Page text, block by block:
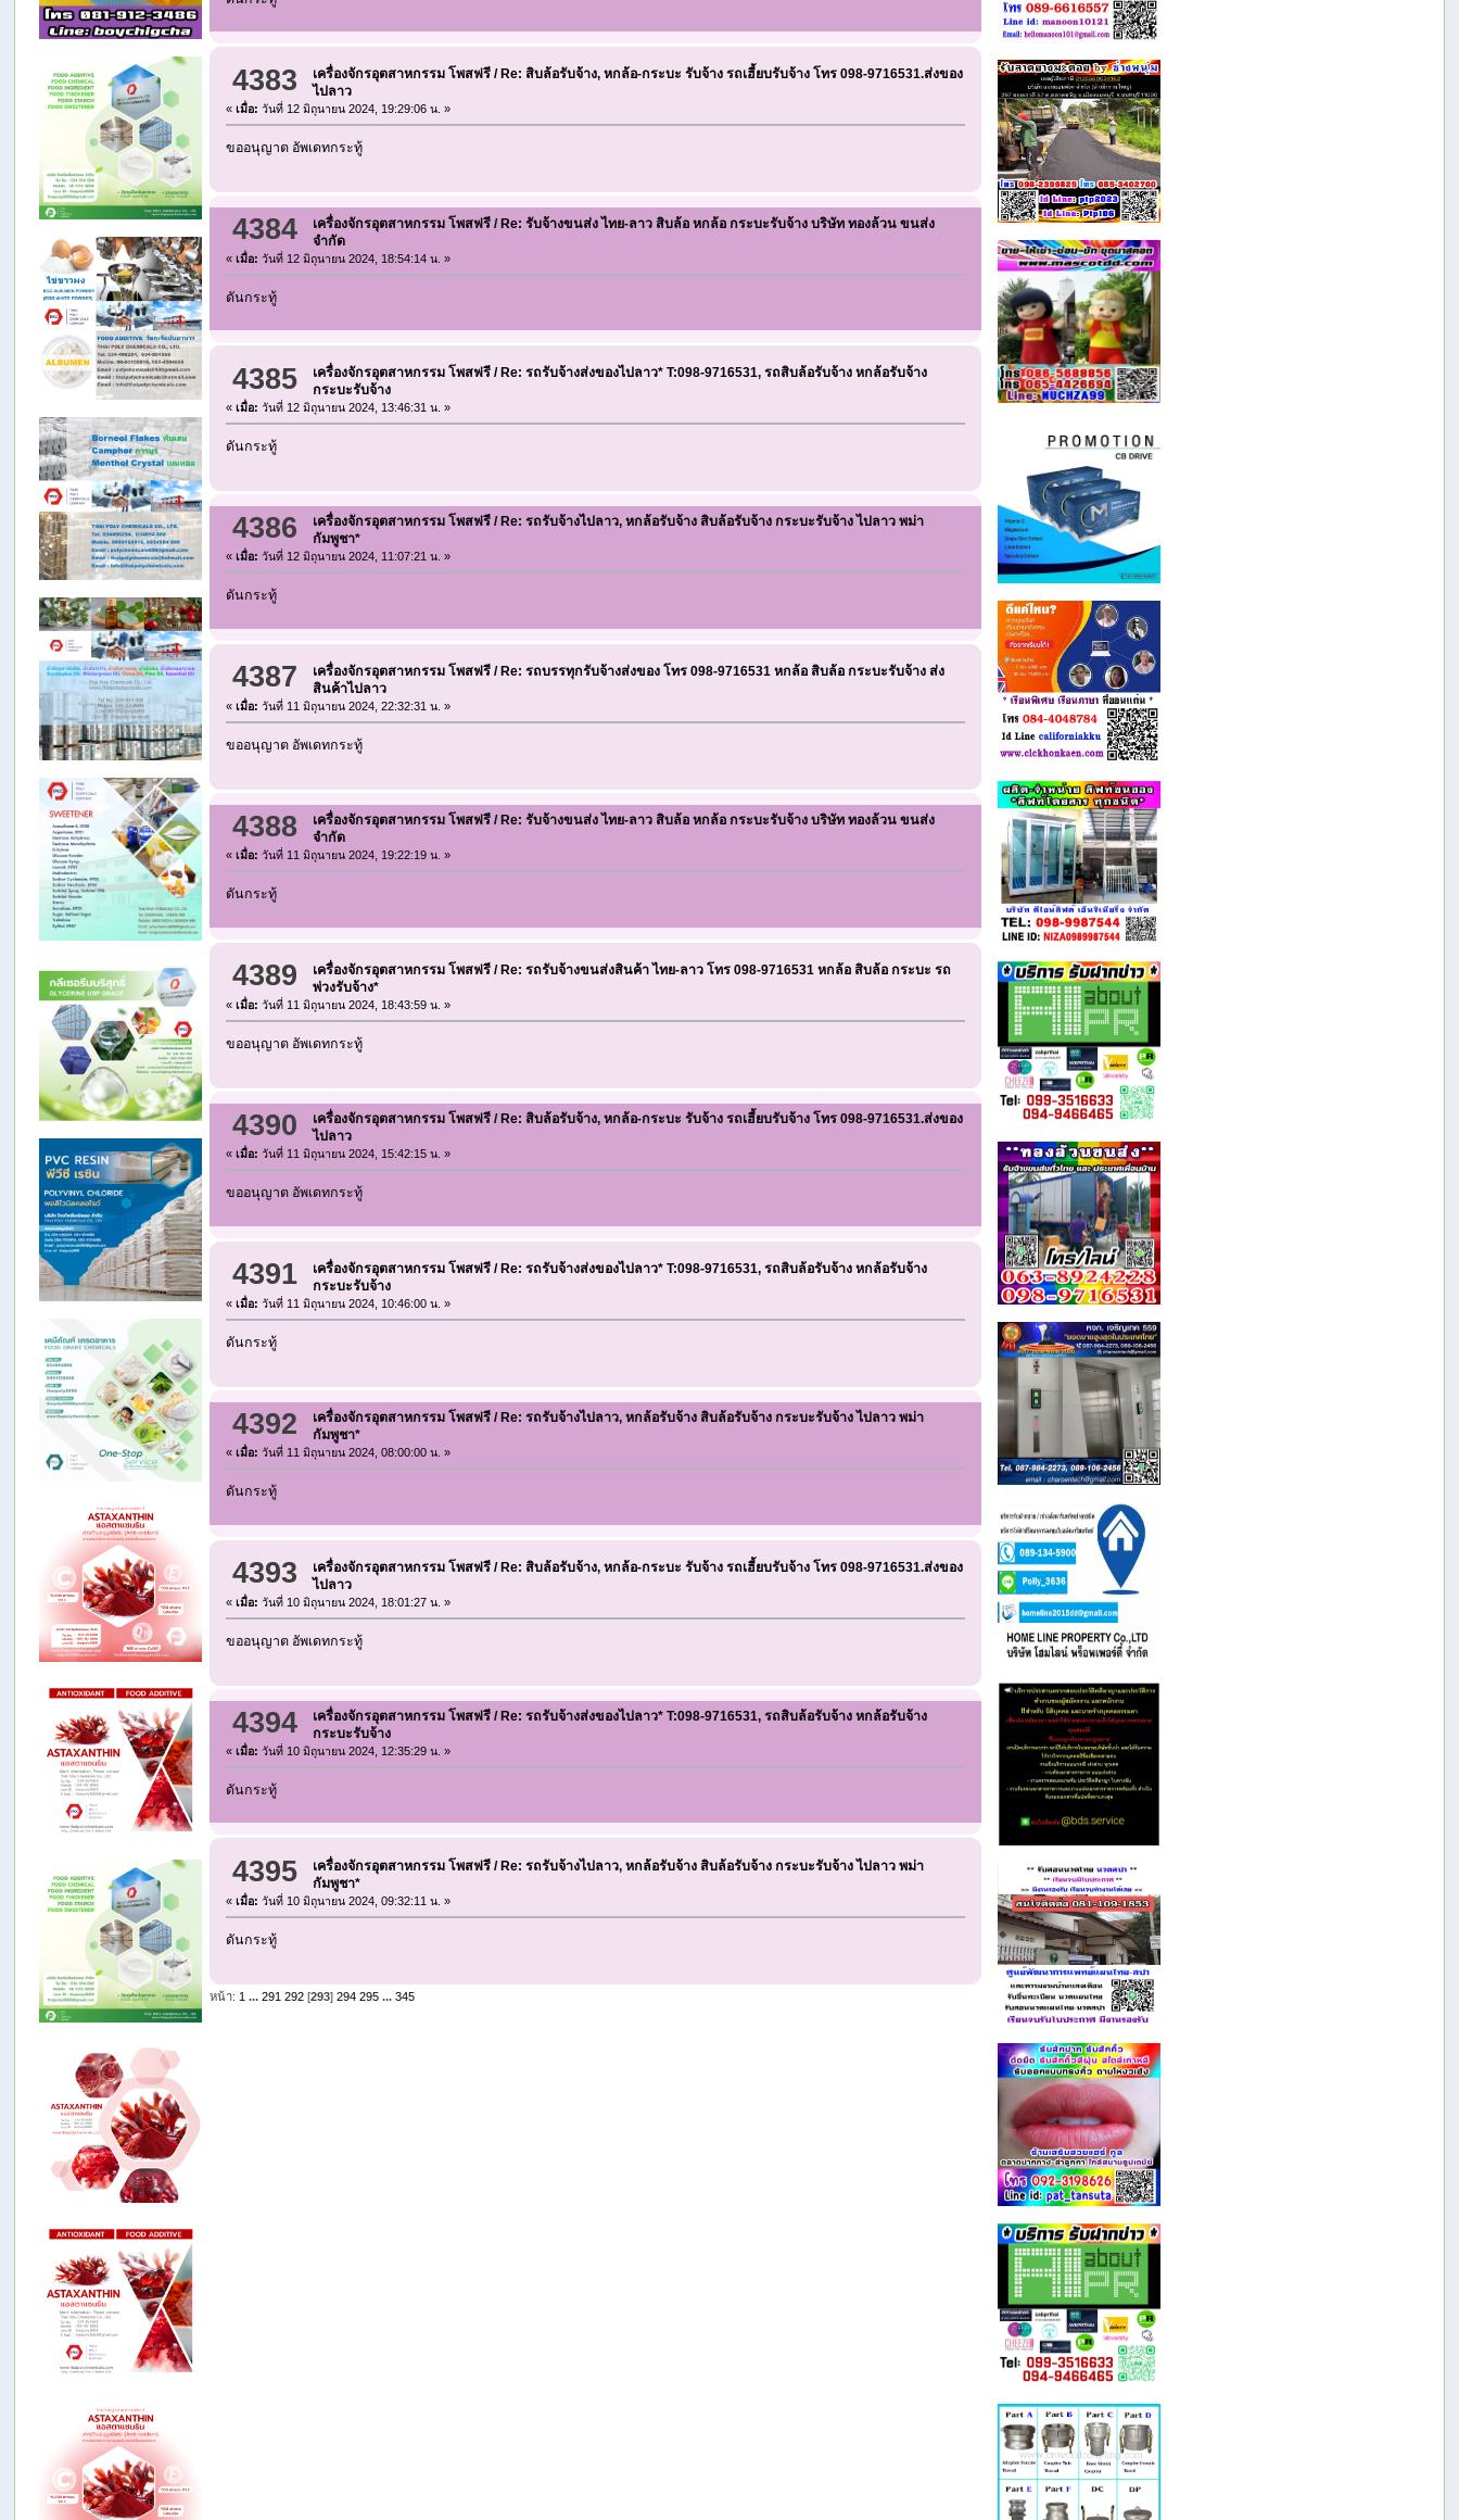
4383 เครื่องจักรอุตสาหกรรม โพสฟรี/ Re: สิบล้อรับจ้าง, หกล้อ-กระบะ รับจ้าง รถเฮี้ยบรับจ้าง โทร 098-9716531.ส่งของ
ไปลาว
«เมื่อ: วันที่ 12 มิถุนายน 2024, 19:29:06 น. »
ขออนุญาต อัพเดทกระทู้
4384 เครื่องจักรอุตสาหกรรม โพสฟรี/Re: รับจ้างขนส่ง ไทย-ลาว สิบล้อ หกล้อ กระบะรับจ้าง บริษัท ทองล้วน ขนส่ง
จำกัด
«เมื่อ: วันที่ 12 มิถุนายน 2024, 18:54:14 น. »
ดันกระทู้
4385 เครื่องจักรอุตสาหกรรม โพสฟรี/ Re: รถรับจ้างส่งของไปลาว* T:098-9716531, รถสิบล้อรับจ้าง หกล้อรับจ้าง
กระบะรับจ้าง
«เมื่อ: วันที่ 12 มิถุนายน 2024, 13:46:31 น. »
ดันกระทู้
4386 เครื่องจักรอุตสาหกรรม โพสฟรี/ Re: รถรับจ้างไปลาว, หกล้อรับจ้าง สิบล้อรับจ้าง กระบะรับจ้าง ไปลาว พม่า
กัมพูชา*
«เมื่อ: วันที่ 12 มิถุนายน 2024, 11:07:21 น. »
ดันกระทู้
4387 เครื่องจักรอุตสาหกรรม โพสฟรี/ Re: รถบรรทุกรับจ้างส่งของ โทร 098-9716531 หกล้อ สิบล้อ กระบะรับจ้าง ส่ง
สินค้าไปลาว
«เมื่อ: วันที่ 11 มิถุนายน 2024, 22:32:31 น. »
ขออนุญาต อัพเดทกระทู้
4388 เครื่องจักรอุตสาหกรรม โพสฟรี/ Re: รับจ้างขนส่ง ไทย-ลาว สิบล้อ หกล้อ กระบะรับจ้าง บริษัท ทองล้วน ขนส่ง
จำกัด
«เมื่อ: วันที่ 11 มิถุนายน 2024, 19:22:19 น. »
ดันกระทู้
4389 เครื่องจักรอุตสาหกรรม โพสฟรี/Re: รถรับจ้างขนส่งสินค้า ไทย-ลาว โทร 098-9716531 หกล้อ สิบล้อ กระบะ รถ
พ่วงรับจ้าง*
«เมื่อ: วันที่ 11 มิถุนายน 2024, 18:43:59 น. »
ขออนุญาต อัพเดทกระทู้
4390 เครื่องจักรอุตสาหกรรม โพสฟรี/ Re: สิบล้อรับจ้าง, หกล้อ-กระบะ รับจ้าง รถเฮี้ยบรับจ้าง โทร 098-9716531.ส่งของ
ไปลาว
«เมื่อ: วันที่ 11 มิถุนายน 2024, 15:42:15 น. »
ขออนุญาต อัพเดทกระทู้
4391 เครื่องจักรอุตสาหกรรม โพสฟรี/Re: รถรับจ้างส่งของไปลาว* T:098-9716531, รถสิบล้อรับจ้าง หกล้อรับจ้าง
กระบะรับจ้าง
«เมื่อ: วันที่ 11 มิถุนายน 2024, 10:46:00 น. »
ดันกระทู้
4392 เครื่องจักรอุตสาหกรรม โพสฟรี/ Re: รถรับจ้างไปลาว, หกล้อรับจ้าง สิบล้อรับจ้าง กระบะรับจ้าง ไปลาว พม่า
กัมพูชา*
«เมื่อ: วันที่ 11 มิถุนายน 2024, 08:00:00 น. »
ดันกระทู้
4393 เครื่องจักรอุตสาหกรรม โพสฟรี/Re: สิบล้อรับจ้าง, หกล้อ-กระบะ รับจ้าง รถเฮี้ยบรับจ้าง โทร 098-9716531.ส่งของ
ไปลาว
«เมื่อ: วันที่ 10 มิถุนายน 2024, 18:01:27 น. »
ขออนุญาต อัพเดทกระทู้
4394 เครื่องจักรอุตสาหกรรม โพสฟรี/ Re: รถรับจ้างส่งของไปลาว* T:098-9716531, รถสิบล้อรับจ้าง หกล้อรับจ้าง
กระบะรับจ้าง
«เมื่อ: วันที่ 10 มิถุนายน 2024, 12:35:29 น. »
ดันกระทู้
4395 เครื่องจักรอุตสาหกรรม โพสฟรี/Re: รถรับจ้างไปลาว, หกล้อรับจ้าง สิบล้อรับจ้าง กระบะรับจ้าง ไปลาว พม่า
กัมพูชา*
«เมื่อ: วันที่ 10 มิถุนายน 2024, 09:32:11 น. »
ดันกระทู้
หน้า: 1 ...291 292 [293]294 295 ...345